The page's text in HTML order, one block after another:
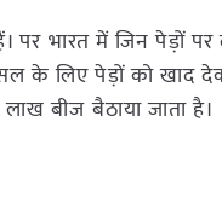
भारत में जिन पेड़ों
के लिए पेड़ों को खाद
बीज बैठाया जाता है।